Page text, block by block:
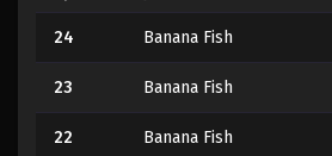
24 Banana Fish
23 Banana Fish
22 Banana Fish